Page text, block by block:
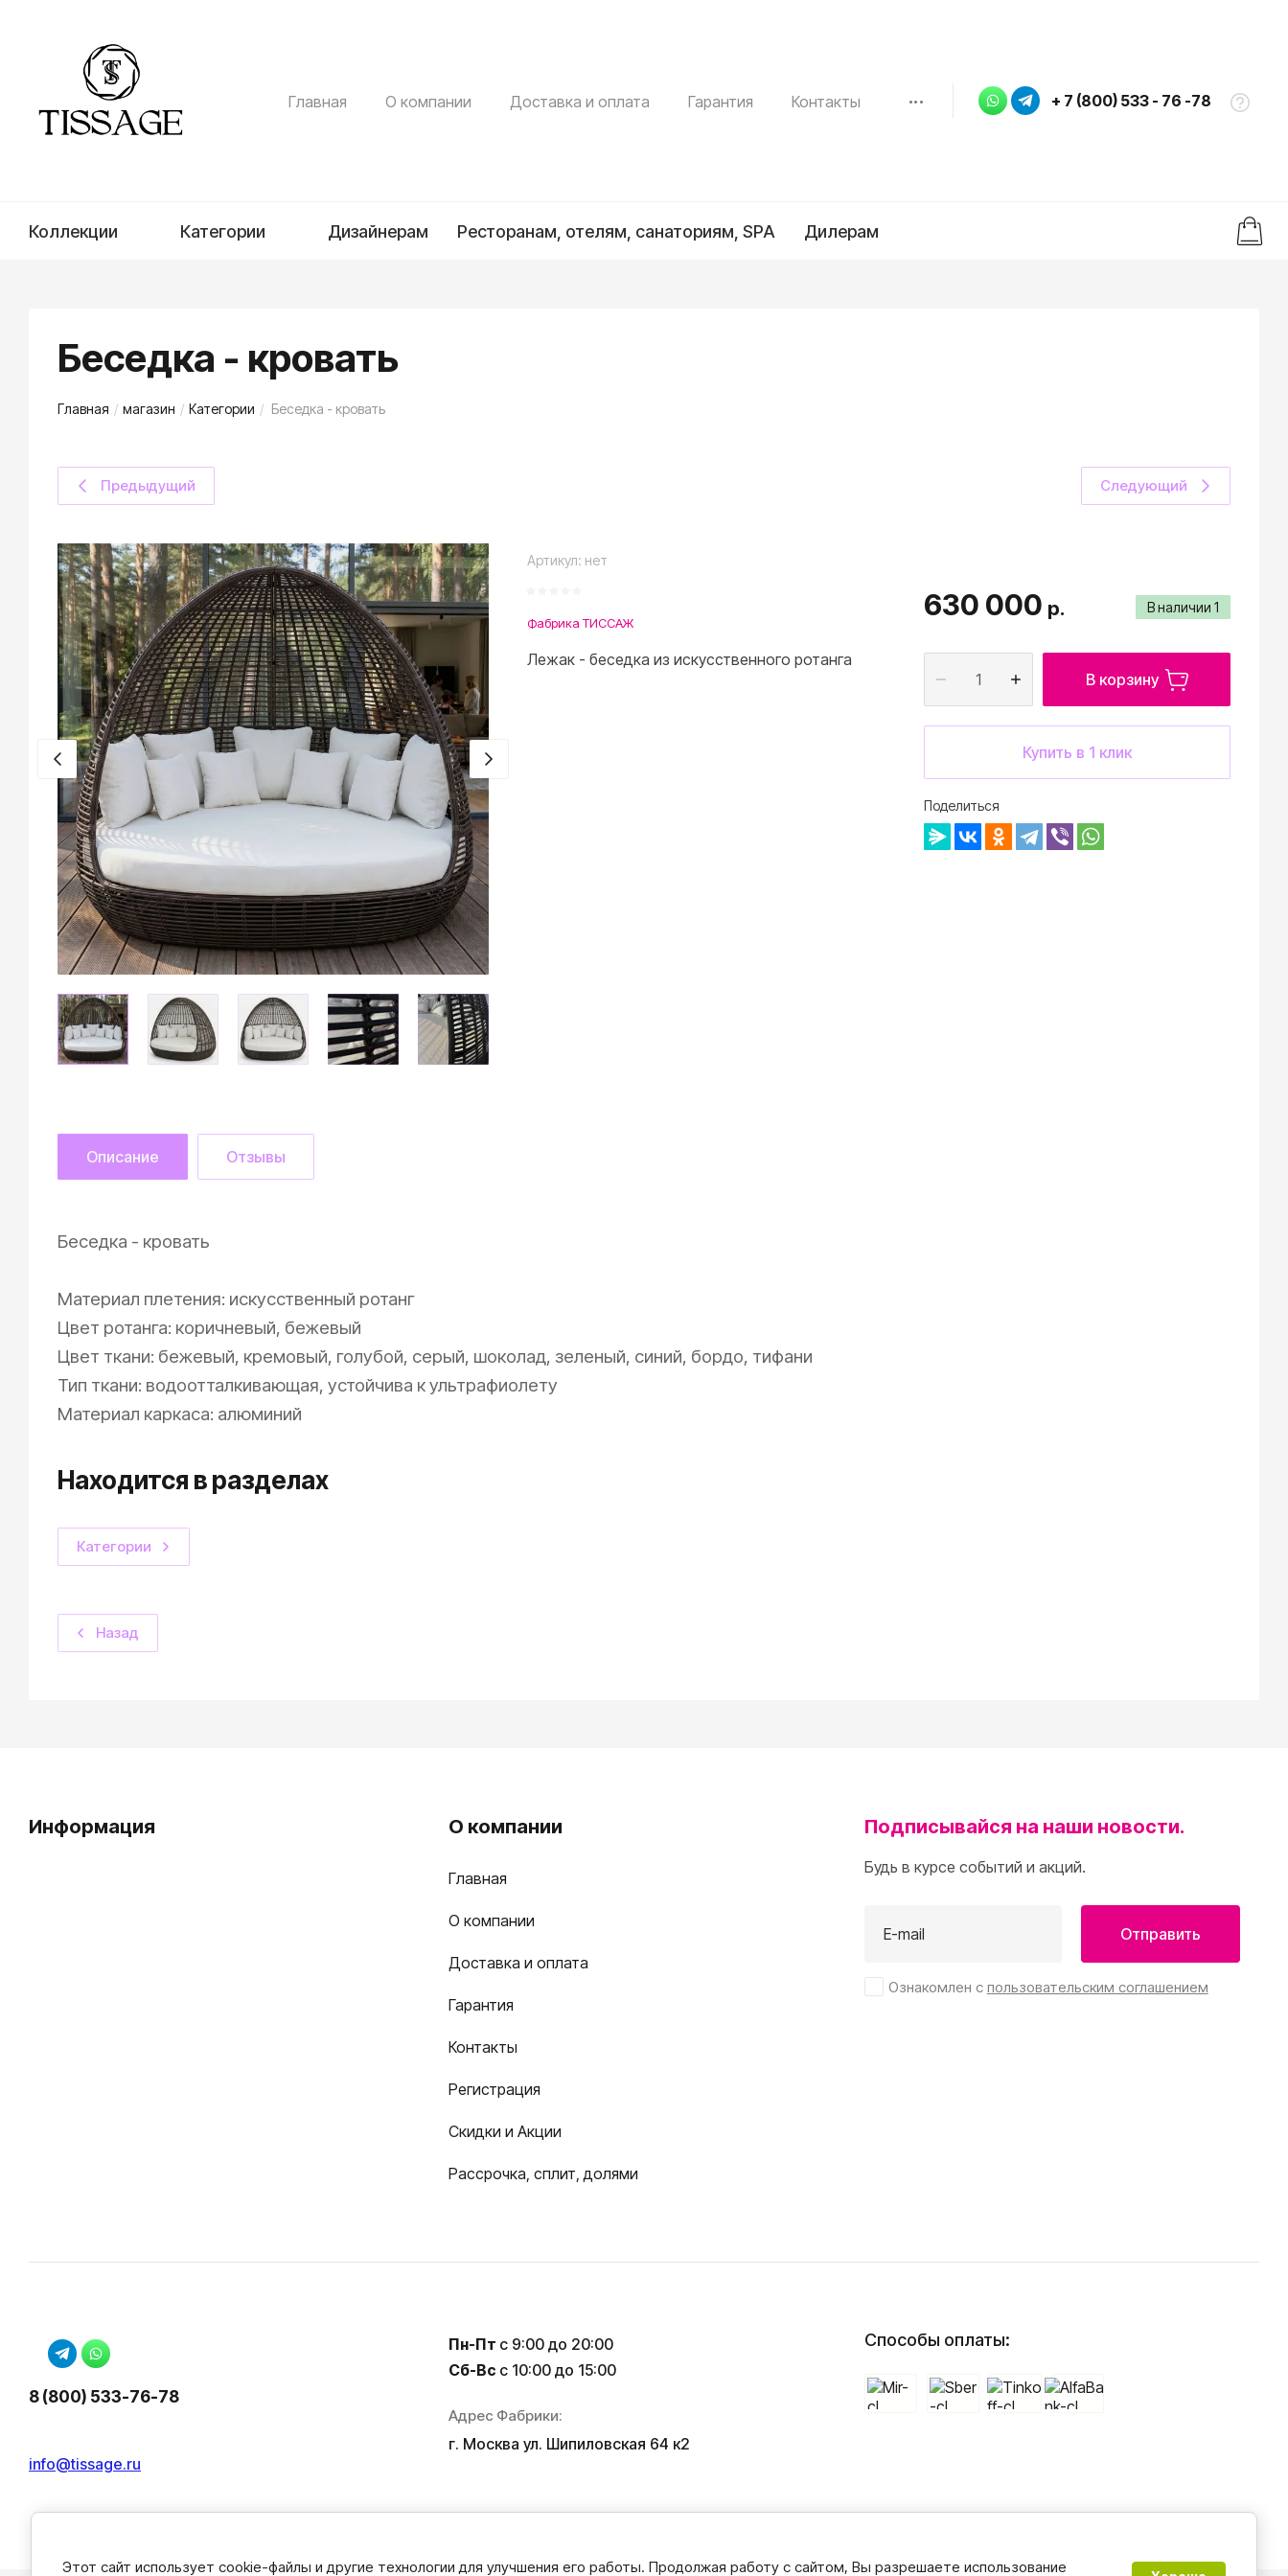
Главная О компании Доставка и оплата Гарантия Контакты ... + 7 (800) 533 - 76 -78
Коллекции Категории Дизайнерам Ресторанам, отелям, санаториям, SPA Дилерам
Беседка - кровать
Главная / магазин / Категории / Беседка - кровать
Предыдущий Следующий
Артикул: нет
Фабрика ТИССАЖ
Лежак - беседка из искусственного ротанга
В наличии 1
630 000 р.
В корзину
Купить в 1 клик
Поделиться
Описание Отзывы
Беседка - кровать
Материал плетения: искусственный ротанг
Цвет ротанга: коричневый, бежевый
Цвет ткани: бежевый, кремовый, голубой, серый, шоколад, зеленый, синий, бордо, тифани
Тип ткани: водоотталкивающая, устойчива к ультрафиолету
Материал каркаса: алюминий
Находится в разделах
Категории
Назад
Информация О компании
Главная
О компании
Доставка и оплата
Гарантия
Контакты
Регистрация
Скидки и Акции
Рассрочка, сплит, долями
Подписывайся на наши новости.
Будь в курсе событий и акций.
Отправить
Ознакомлен с пользовательским соглашением
8 (800) 533-76-78
info@tissage.ru
Пн-Пт с 9:00 до 20:00
Сб-Вс с 10:00 до 15:00
Адрес Фабрики:
г. Москва ул. Шипиловская 64 к2
Способы оплаты:
Этот сайт использует cookie-файлы и другие технологии для улучшения его работы. Продолжая работу с сайтом, Вы разрешаете использование